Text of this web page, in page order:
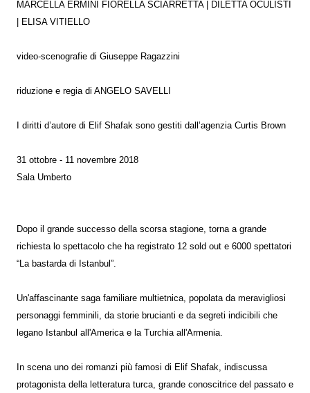
MARCELLA ERMINI FIORELLA SCIARRETTA | DILETTA OCULISTI
| ELISA VITIELLO
video-scenografie di Giuseppe Ragazzini
riduzione e regia di ANGELO SAVELLI
I diritti d’autore di Elif Shafak sono gestiti dall’agenzia Curtis Brown
31 ottobre - 11 novembre 2018
Sala Umberto
Dopo il grande successo della scorsa stagione, torna a grande
richiesta lo spettacolo che ha registrato 12 sold out e 6000 spettatori
“La bastarda di Istanbul”.
Un'affascinante saga familiare multietnica, popolata da meravigliosi
personaggi femminili, da storie brucianti e da segreti indicibili che
legano Istanbul all'America e la Turchia all'Armenia.
In scena uno dei romanzi più famosi di Elif Shafak, indiscussa
protagonista della letteratura turca, grande conoscitrice del passato e